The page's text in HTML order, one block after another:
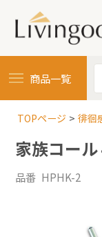
商品一覧
TOPページ 徘徊
家族コー
品番 HPHK-2